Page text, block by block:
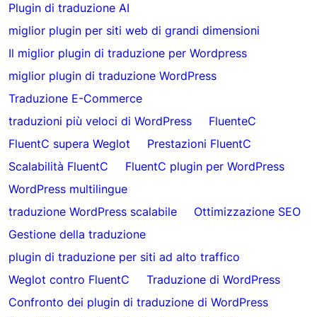
Plugin di traduzione AI
miglior plugin per siti web di grandi dimensioni
Il miglior plugin di traduzione per Wordpress
miglior plugin di traduzione WordPress
Traduzione E-Commerce
traduzioni più veloci di WordPress
FluenteC
FluentC supera Weglot
Prestazioni FluentC
Scalabilità FluentC
FluentC plugin per WordPress
WordPress multilingue
traduzione WordPress scalabile
Ottimizzazione SEO
Gestione della traduzione
plugin di traduzione per siti ad alto traffico
Weglot contro FluentC
Traduzione di WordPress
Confronto dei plugin di traduzione di WordPress